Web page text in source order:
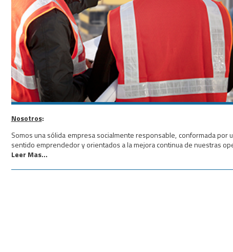
Nosotros:
Somos una sólida empresa socialmente responsable, conformada
sentido emprendedor y orientados a la mejora continua de nuestras
Leer Mas...